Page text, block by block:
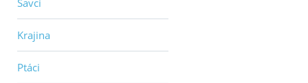
Savci
Krajina
Ptáci